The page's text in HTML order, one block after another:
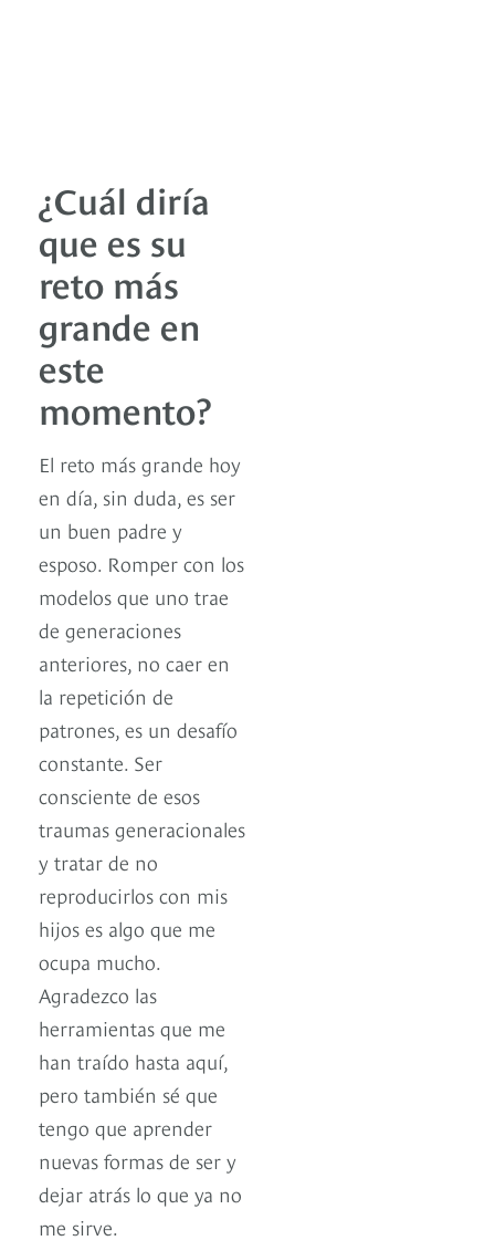
¿Cuál diría
que es su
reto más
grande en
este
momento?
El reto más grande hoy
en día, sin duda, es ser
un buen padre y
esposo. Romper con los
modelos que uno trae
de generaciones
anteriores, no caer en
la repetición de
patrones, es un desafío
constante. Ser
consciente de esos
traumas generacionales
y tratar de no
reproducirlos con mis
hijos es algo que me
ocupa mucho.
Agradezco las
herramientas que me
han traído hasta aquí,
pero también sé que
tengo que aprender
nuevas formas de ser y
dejar atrás lo que ya no
me sirve.